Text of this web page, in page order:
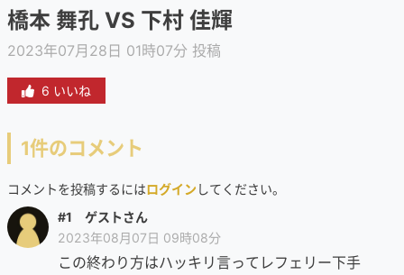
橋本 舞孔 VS 下村 佳輝
2023年07月28日 01時07分 投稿
6 いいね
1件のコメント
コメントを投稿するにはログイン してください。
#1 ゲストさん
2023年08月07日 09時08分
この終わり方はハッキリ言ってレフェリー下手